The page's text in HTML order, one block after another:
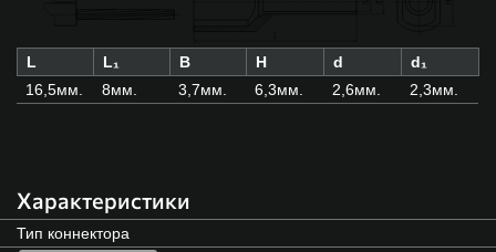
L L₁ B H d
d₁
16,5мм.
8мм. 3,7мм. 6,3мм. 2,6мм. 2,3мм.
Характеристики
Тип коннектора